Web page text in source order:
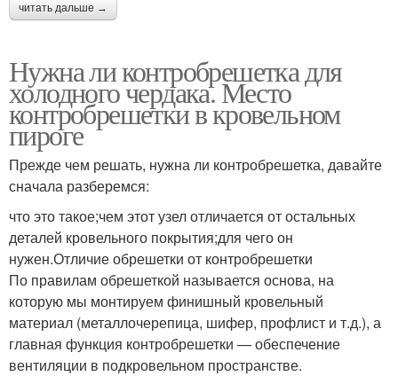
читать дальше →
Нужна ли контробрешетка для
холодного чердака. Место
контробрешетки в кровельном
пироге
Прежде чем решать, нужна ли контробрешетка, давайте
сначала разберемся:
что это такое;чем этот узел отличается от остальных
деталей кровельного покрытия;для чего он
нужен.Отличие обрешетки от контробрешетки
По правилам обрешеткой называется основа, на
которую мы монтируем финишный кровельный
материал (металлочерепица, шифер, профлист и т.д.), а
главная функция контробрешетки — обеспечение
вентиляции в подкровельном пространстве.